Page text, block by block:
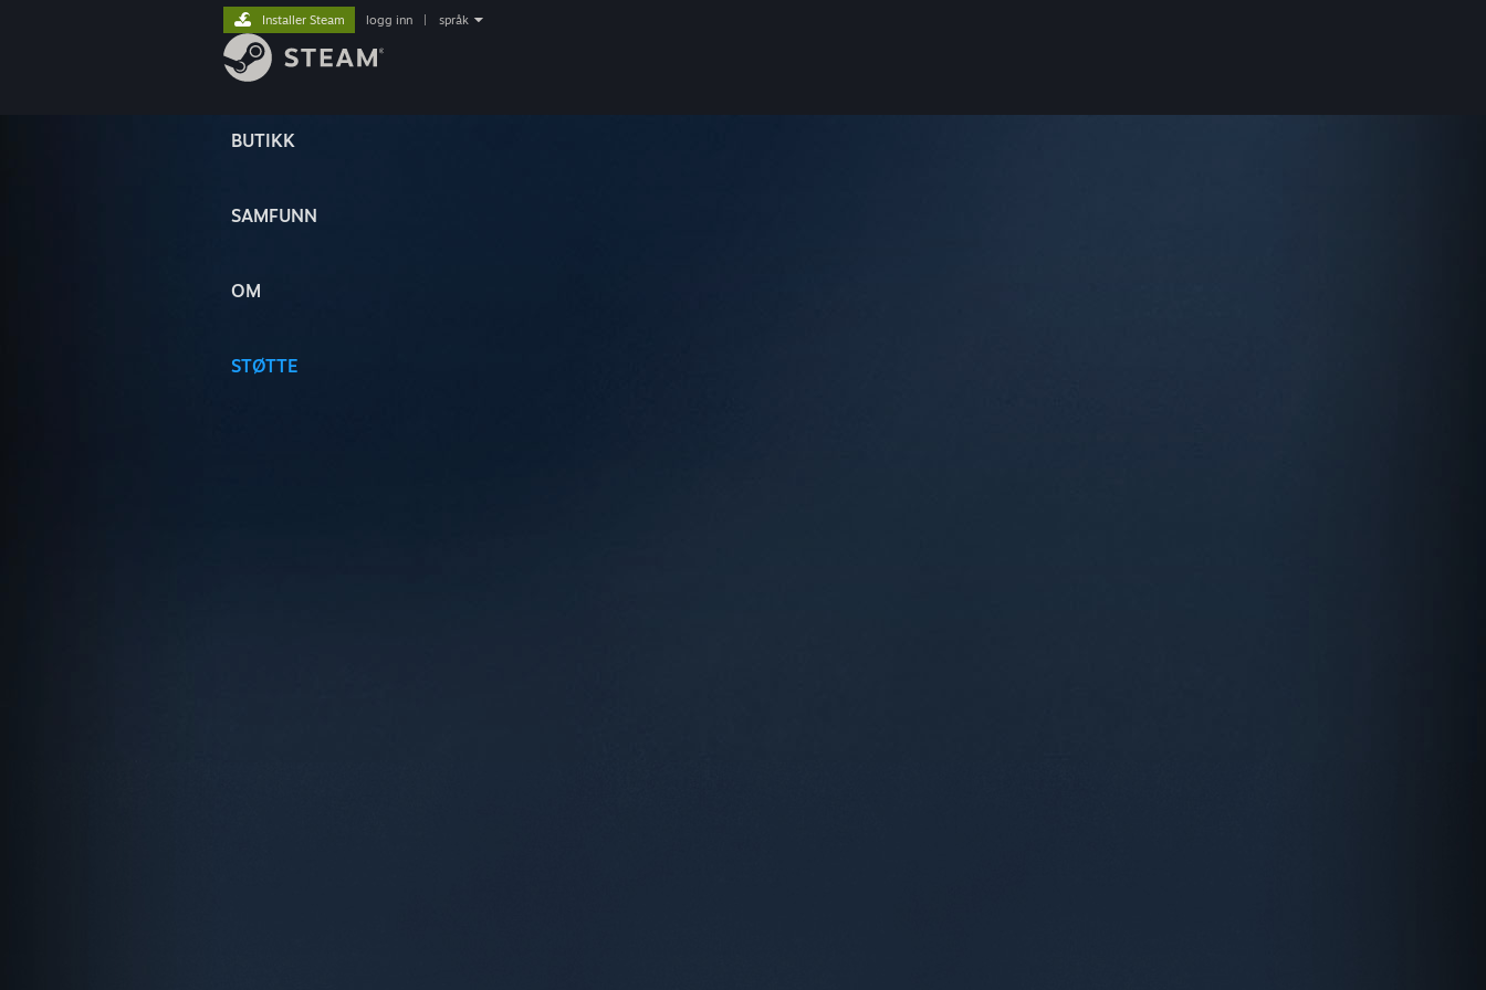
BUTIKK
SAMFUNN
OM
STØTTE
Installer Steam logg inn språk